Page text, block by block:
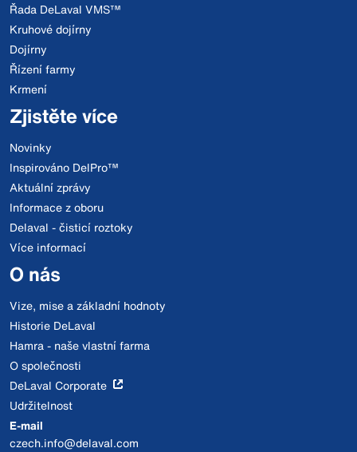
Řada DeLaval VMS™
Kruhové dojírny
Dojírny
Řízení farmy
Krmení
Zjistěte více
Novinky
Inspirováno DelPro™
Aktuální zprávy
Informace z oboru
Delaval - čisticí roztoky
Více informací
O nás
Vize, mise a základní hodnoty
Historie DeLaval
Hamra - naše vlastní farma
O společnosti
DeLaval Corporate
Udržitelnost
E-mail
czech.info@delaval.com